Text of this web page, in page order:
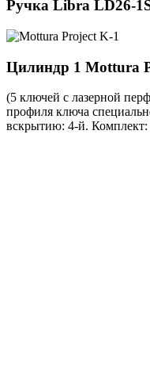
Ручка Libra LD26-
Цилиндр 1 Mottura
(5 ключей с лазерной
профиля ключа
вскрытию: 4-й.